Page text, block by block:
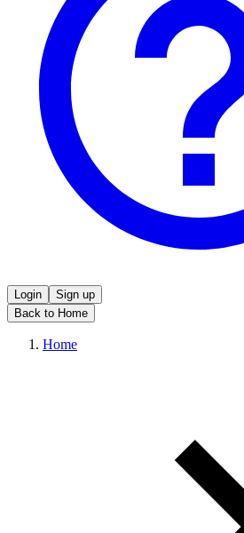
Login
Sign up
Back to Home
Home